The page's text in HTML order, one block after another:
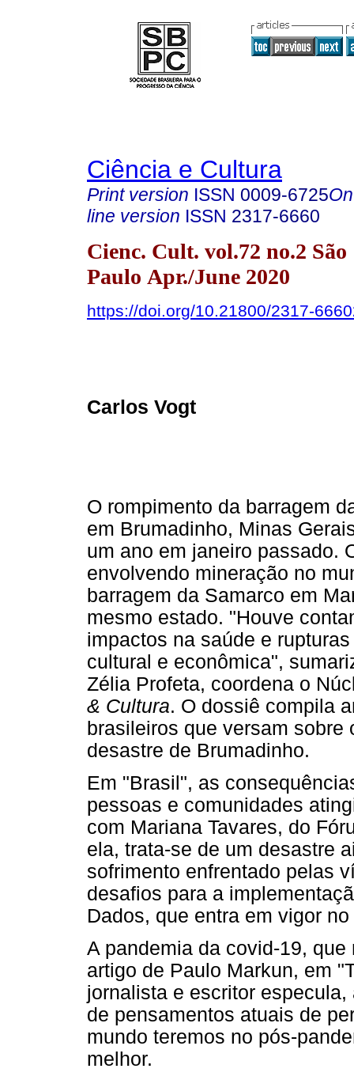
Ciência e Cultura
Print version ISSN 0009-6725
line version ISSN 2317-6660
Cienc. Cult. vol.72 no.2 São
Paulo Apr./June 2020
https://doi.org/10.21800/2317-
Carlos Vogt
O rompimento da barragem
em Brumadinho, Minas
um ano em janeiro passado.
envolvendo mineração no
barragem da Samarco em
mesmo estado. "Houve
impactos na saúde e
cultural e econômica",
Zélia Profeta, coordena o
& Cultura. O dossiê compila
brasileiros que versam
desastre de Brumadinho.
Em "Brasil", as
pessoas e comunidades
com Mariana Tavares, do
ela, trata-se de um desastre
sofrimento enfrentado pelas
desafios para a
Dados, que entra em vigor
A pandemia da covid-19,
artigo de Paulo Markun, em
jornalista e escritor
de pensamentos atuais de
mundo teremos no pós-
melhor.